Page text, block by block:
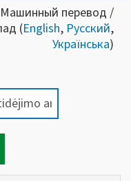
перевод /
(English, Русский,
Українська)